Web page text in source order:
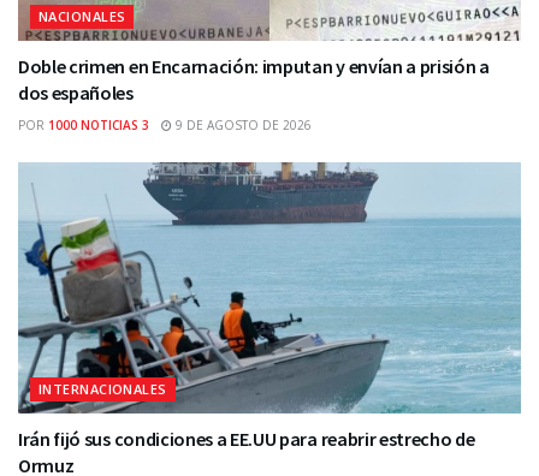
NACIONALES
Doble crimen en Encarnación: imputan y envían a prisión a
dos españoles
POR 1000 NOTICIAS 3 9 DE AGOSTO DE 2026
INTERNACIONALES
Irán fijó sus condiciones a EE.UU para reabrir estrecho de
Ormuz